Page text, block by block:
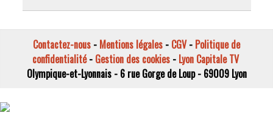
Contactez-nous - Mentions légales - CGV- Politique de
confidentialité- Gestion des cookies- Lyon Capitale TV
Olympique-et-Lyonnais - 6 rue Gorge de Loup - 69009 Lyon